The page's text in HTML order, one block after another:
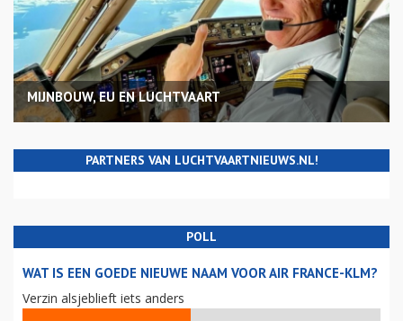
MIJNBOUW, EU EN LUCHTVAART
PARTNERS VAN LUCHTVAARTNIEUWS.NL!
POLL
WAT IS EEN GOEDE NIEUWE NAAM VOOR AIR FRANCE-KLM?
Verzin alsjeblieft iets anders